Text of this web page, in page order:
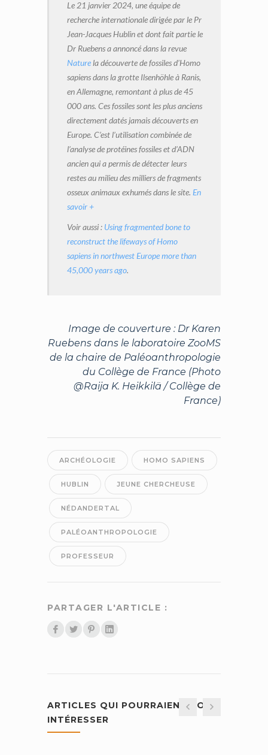
Le 21 janvier 2024, une équipe de
recherche internationale dirigée par le Pr
Jean-Jacques Hublin et dont fait partie le
Dr Ruebens a annoncé dans la revue
Naturela découverte de fossiles d’Homo
sapiens dans la grotte Ilsenhöhle à Ranis,
en Allemagne, remontant à plus de 45
000 ans. Ces fossiles sont les plus anciens
directement datés jamaisdécouvertsen
Europe. C’est l’utilisation combinée de
l’analyse de protéines fossiles et d’ADN
ancien qui a permis de détecter leurs
restes au milieu des milliers de fragments
osseux animaux exhumés dans le site. En
savoir +
Voir aussi : Using fragmented bone to
reconstruct the lifeways of Homo
sapiens in northwest Europe more than
45,000 years ago.
Image de couverture : Dr Karen
Ruebens dans le laboratoire ZooMS
de la chaire de Paléoanthropologie
du Collège de France (Photo
@Raija K. Heikkilä / Collège de
France)
ARCHÉOLOGIE HOMO SAPIENS
HUBLIN JEUNE CHERCHEUSE
NÉDANDERTAL
PALÉOANTHROPOLOGIE
PROFESSEUR
PARTAGER L'ARTICLE :
ARTICLES QUI POURRAIENT VOUS
INTÉRESSER